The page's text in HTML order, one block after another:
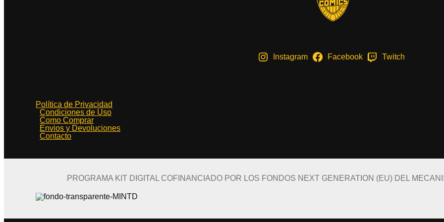
Instagram Facebook Twitch
Política de Privacidad
Condiciones de Uso
Como Comprar
Envios y Devoluciones
Contacto
PROGRAMA KIT DIGITAL COFINANCIADO POR LOS FONDOS NEXT GENERATION (EU) DEL